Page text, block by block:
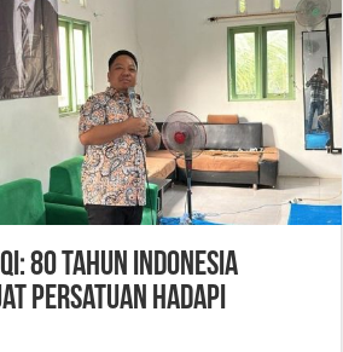
80 Tahun Indonesia
Persatuan Hadapi